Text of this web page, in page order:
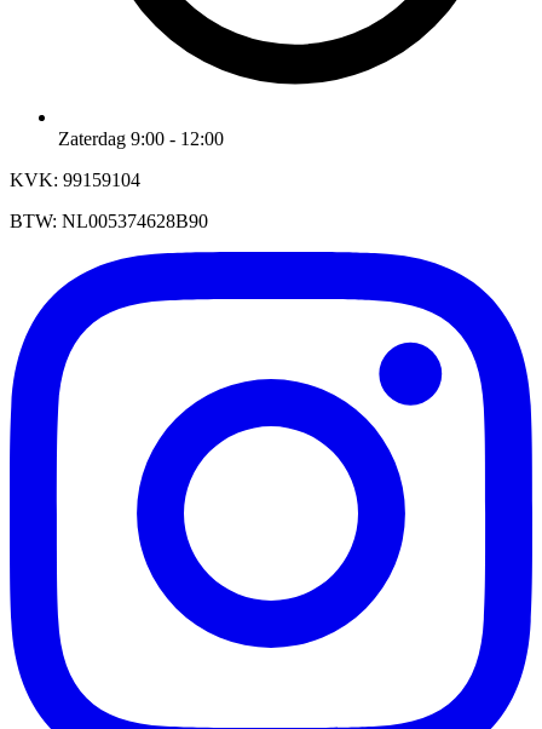
Zaterdag 9:00 - 12:00
KVK: 99159104
BTW: NL005374628B90